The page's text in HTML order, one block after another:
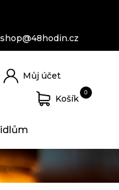
Můj účet
0
Košík